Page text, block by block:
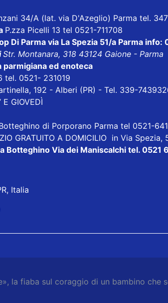
34/A (lat. via D'Azeglio) Parma tel.
P.zza Picelli 13 tel 0521-711708
Di Parma via La Spezia 51/a Parma info:
Str. Montanara, 318 43124 Gaione -
ed enoteca
tel. 0521- 231019
192 - Alberi (PR) - Tel. 339-
E GIOVEDÌ
di Porporano Parma tel 0521-
GRATUITO A DOMICILIO in Via
Botteghino Via dei Maniscalchi tel. 0521
Italia
la fiaba sul coraggio di un bambino che